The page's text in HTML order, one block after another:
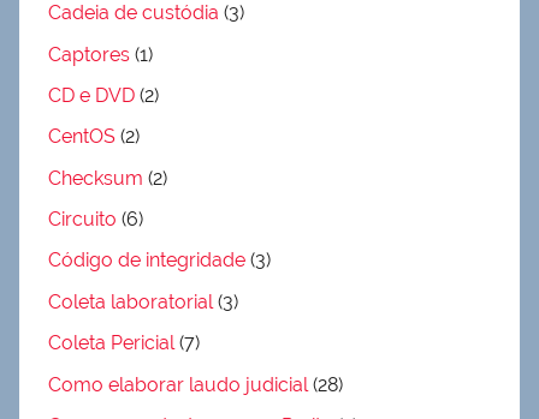
Cadeia de custódia (3)
Captores (1)
CD e DVD (2)
CentOS (2)
Checksum (2)
Circuito (6)
Código de integridade (3)
Coleta laboratorial(3)
Coleta Pericial(7)
Como elaborar laudo judicial (28)